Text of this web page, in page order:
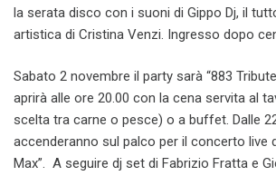
la serata disco con i suoni di Gippo Dj, il
artistica di Cristina Venzi. Ingresso dopo
Sabato 2 novembre il party sarà “883
aprirà alle ore 20.00 con la cena servita al
scelta tra carne o pesce) o a buffet. Dalle
accenderanno sul palco per il concerto live
Max”. A seguire dj set di Fabrizio Fratta e